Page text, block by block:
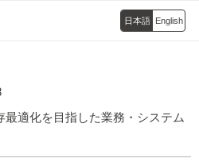
日本語 English
最適化を目指した業務・システム